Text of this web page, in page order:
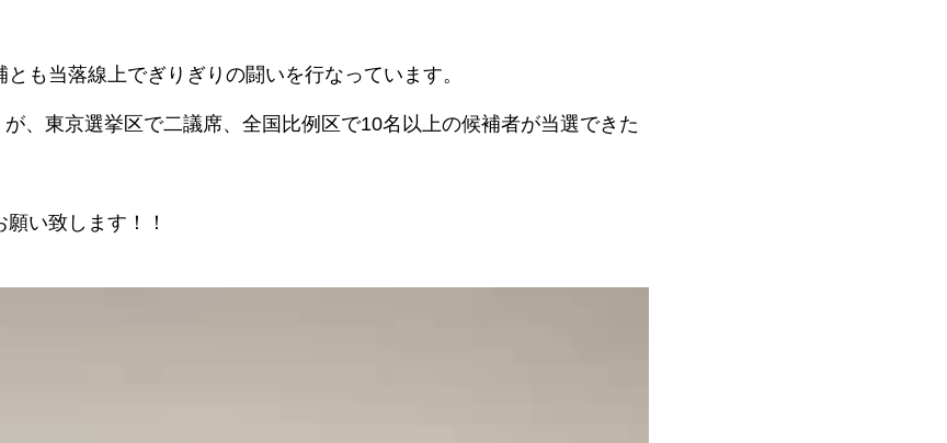
も当落線上でぎりぎりの闘いを行なっています。
、東京選挙区で二議席、全国比例区で10名以上の候補者が当選できた
い致します！！